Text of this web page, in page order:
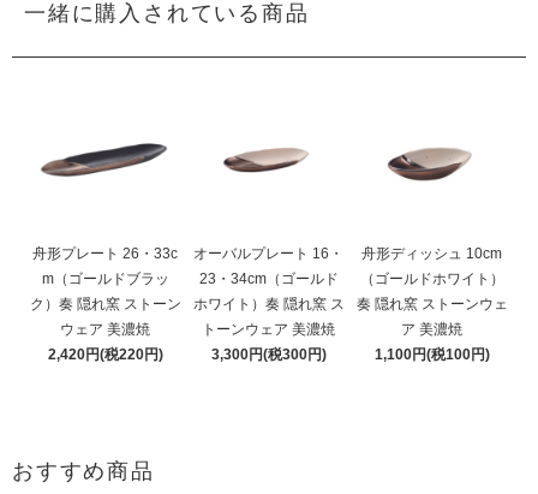
一緒に購入されている商品
舟形プレート 26・33c
m（ゴールドブラッ
ク）奏 隠れ窯 ストーン
ウェア 美濃焼
2,420円(税220円)
オーバルプレート 16・
23・34cm（ゴールド
ホワイト）奏 隠れ窯 ス
トーンウェア 美濃焼
3,300円(税300円)
舟形ディッシュ 10cm
（ゴールドホワイト）
奏 隠れ窯 ストーンウェ
ア 美濃焼
1,100円(税100円)
おすすめ商品